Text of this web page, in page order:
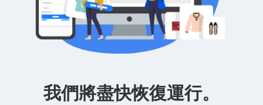
我們將盡快恢復運行。